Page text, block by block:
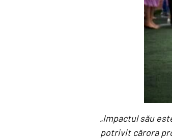
„Impactul său
potrivit cărora